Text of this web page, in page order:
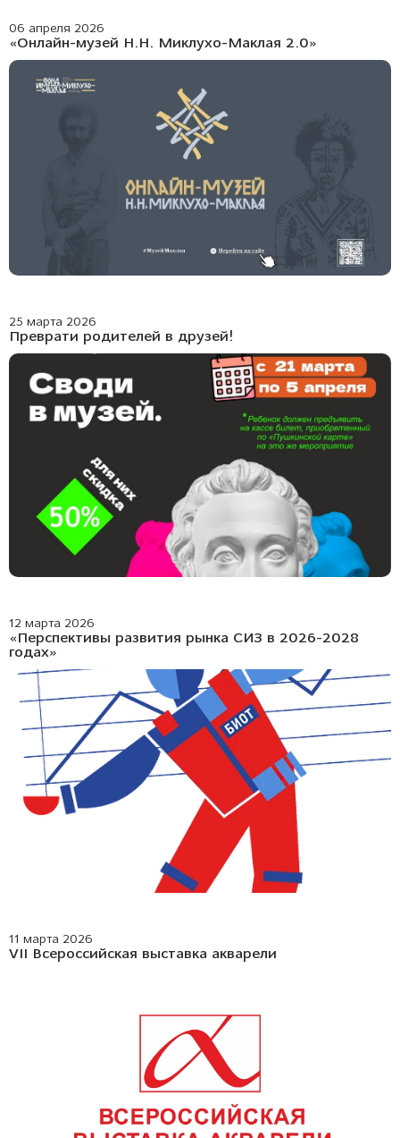
06 апреля 2026
«Онлайн-музей Н.Н. Миклухо-Маклая 2.0»
25 марта 2026
Преврати родителей в друзей!
12 марта 2026
«Перспективы развития рынка СИЗ в 2026-2028
годах»
11 марта 2026
VII Всероссийская выставка акварели